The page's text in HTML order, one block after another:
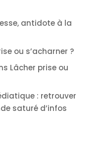
antidote à la
ou s’acharner ?
Lâcher prise ou
: retrouver
saturé d’infos